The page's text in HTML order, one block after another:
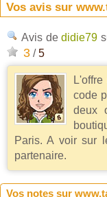
Vos avis sur
Avis dedidie79
3 /5
code
deux
Paris. A voir sur
partenaire.
Vos notes sur